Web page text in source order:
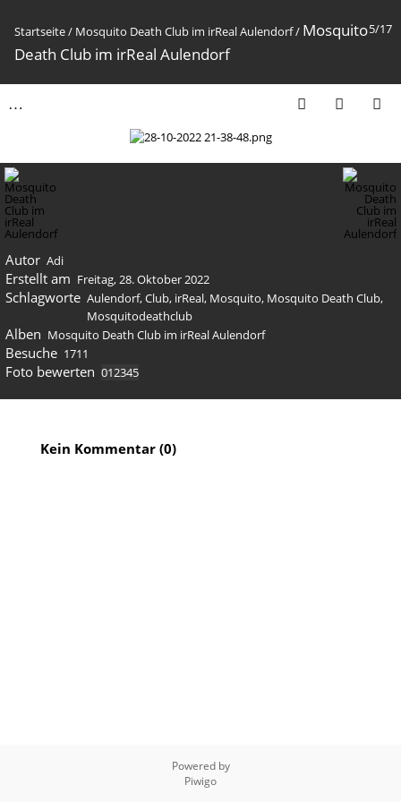
5/17
Startseite/ Mosquito Death Club im irReal Aulendorf/ Mosquito
Death Club im irReal Aulendorf
Autor Adi
Erstellt am Freitag, 28. Oktober 2022
Schlagworte Aulendorf,Club, irReal, Mosquito, Mosquito Death Club,
Mosquitodeathclub
Alben Mosquito Death Club im irReal Aulendorf
Besuche 1711
Foto bewerten
Kein Kommentar (0)
Powered by
Piwigo